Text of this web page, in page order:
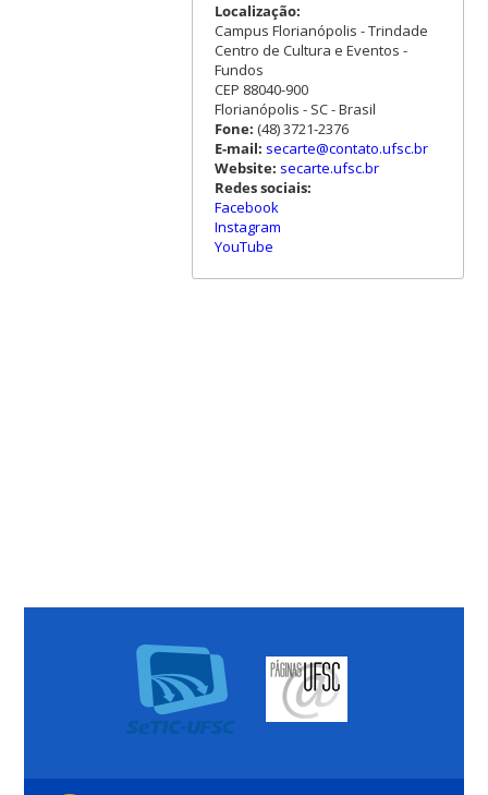
Localização:
Campus Florianópolis - Trindade
Centro de Cultura e Eventos -
Fundos
CEP 88040-900
Florianópolis - SC - Brasil
Fone: (48) 3721-2376
E-mail: secarte@contato.ufsc.br
Website: secarte.ufsc.br
Redes sociais:
Facebook
Instagram
YouTube